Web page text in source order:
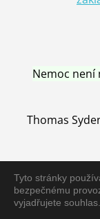
Tyto stránky
bezpečnému
vyjadřujete souhlas.
Nemoc není
Thomas
Nemoc je